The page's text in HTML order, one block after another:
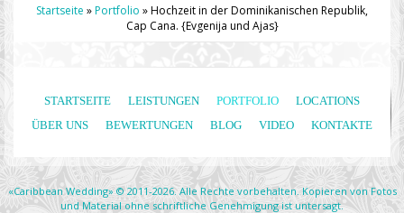
Startseite »Portfolio »Hochzeit in der Dominikanischen Republik,
Cap Cana. {Evgenija und Ajas}
STARTSEITE LEISTUNGEN PORTFOLIO
LOCATIONS
ÜBER UNS
BEWERTUNGEN BLOG VIDEO KONTAKTE
«Caribbean Wedding» © 2011-2026. Alle Rechte vorbehalten. Kopieren von Fotos
und Material ohne schriftliche Genehmigung ist untersagt.